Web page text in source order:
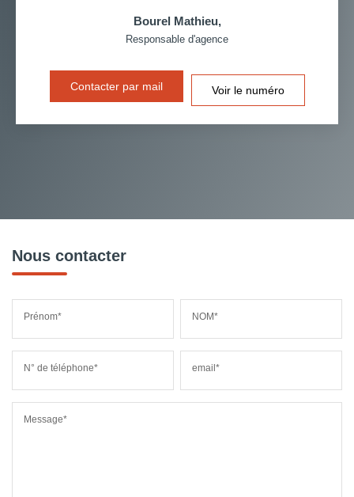
Bourel Mathieu,
Responsable d'agence
Contacter par mail Voir le numéro
Nous contacter
Prénom* NOM*
N° de téléphone* email*
Message*